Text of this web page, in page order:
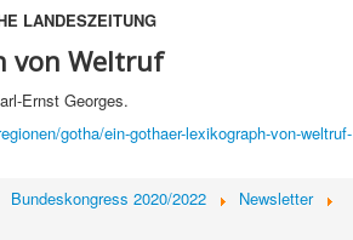
LANDESZEITUNG
von Weltruf
Ernst Georges.
gotha/ein-gothaer-lexikograph-von-weltruf-
Bundeskongress 2020/2022
Newsletter